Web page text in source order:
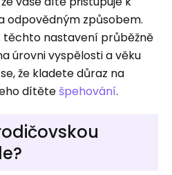
odpovědným způsobem.
těchto nastavení průběžně
úrovni vyspělosti a věku
že kladete důraz na
dítěte špehování.